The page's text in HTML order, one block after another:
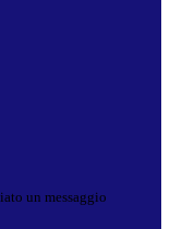
un messaggio